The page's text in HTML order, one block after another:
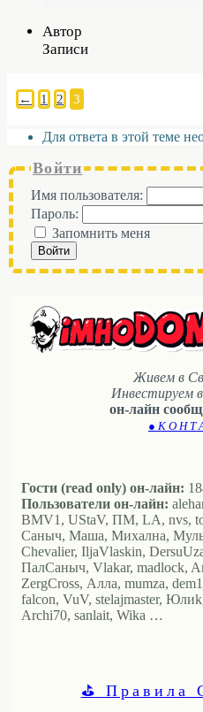
Автор
Записи
← 1 2 3
Для ответа в этой теме
Войти
Имя пользователя:
Пароль:
Запомнить меня
Войти
Живем в
Инвестируем
он-лайн
● К О Н Т
Гости (read only) он-лайн:
Пользователи он-лайн:
BMV1, UStaV, ПМ, LA, nvs,
Саныч, Маша, Михална,
Chevalier, IljaVlaskin,
ПалСаныч, Vlakar, madlock,
ZergCross, Алла, mumza,
falcon, VuV, stelajmaster,
Archi70, sanlait, Wika …
⛳ Правила